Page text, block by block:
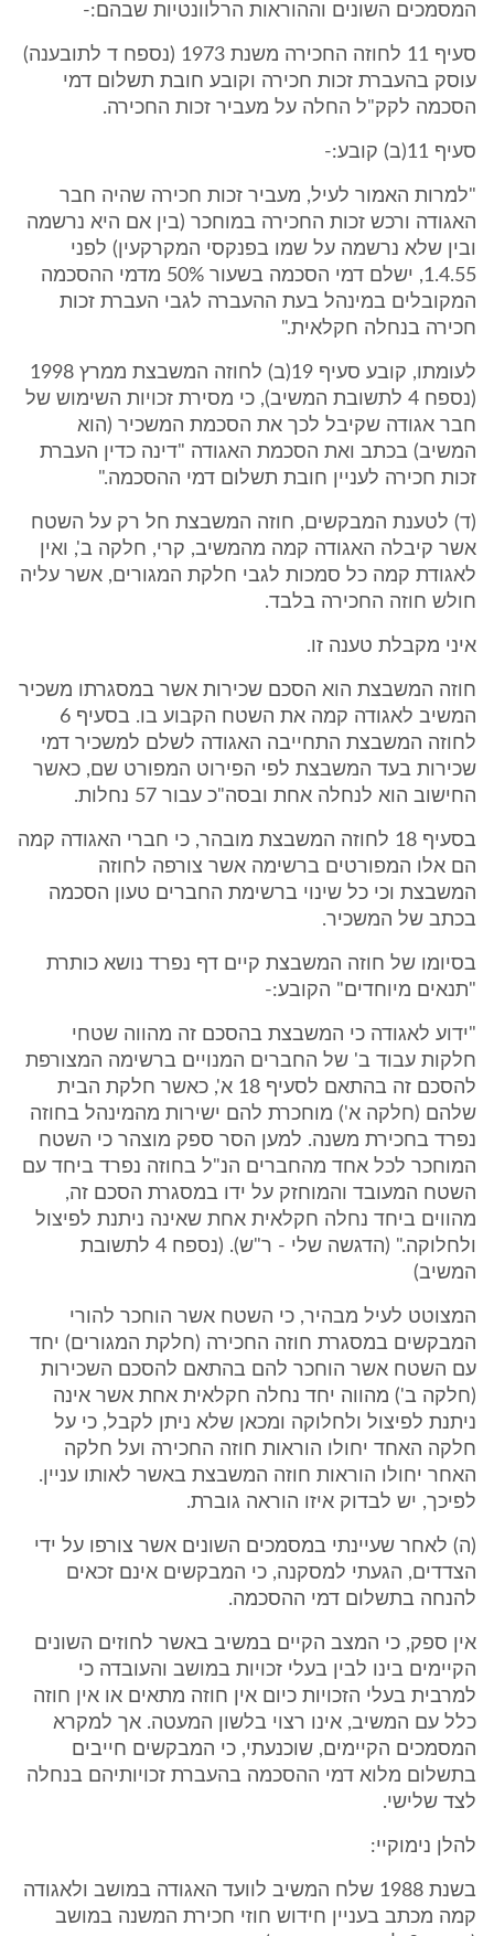
המסמכים השונים וההוראות הרלוונטיות שבהם:-
סעיף 11 לחוזה החכירה משנת 1973 (נספח ד לתובענה)
עוסק בהעברת זכות חכירה וקובע חובת תשלום דמי
הסכמה לקק"ל החלה על מעביר זכות החכירה.
סעיף 11(ב) קובע:-
"למרות האמור לעיל, מעביר זכות חכירה שהיה חבר
האגודה ורכש זכות החכירה במוחכר (בין אם היא נרשמה
ובין שלא נרשמה על שמו בפנקסי המקרקעין) לפני
1.4.55, ישלם דמי הסכמה בשעור 50% מדמי ההסכמה
המקובלים במינהל בעת ההעברה לגבי העברת זכות
חכירה בנחלה חקלאית."
לעומתו, קובע סעיף 19(ב) לחוזה המשבצת ממרץ 1998
(נספח 4 לתשובת המשיב), כי מסירת זכויות השימוש של
חבר אגודה שקיבל לכך את הסכמת המשכיר (הוא
המשיב) בכתב ואת הסכמת האגודה "דינה כדין העברת
זכות חכירה לעניין חובת תשלום דמי ההסכמה."
(ד) לטענת המבקשים, חוזה המשבצת חל רק על השטח
אשר קיבלה האגודה קמה מהמשיב, קרי, חלקה ב', ואין
לאגודת קמה כל סמכות לגבי חלקת המגורים, אשר עליה
חולש חוזה החכירה בלבד.
איני מקבלת טענה זו.
חוזה המשבצת הוא הסכם שכירות אשר במסגרתו משכיר
המשיב לאגודה קמה את השטח הקבוע בו. בסעיף 6
לחוזה המשבצת התחייבה האגודה לשלם למשכיר דמי
שכירות בעד המשבצת לפי הפירוט המפורט שם, כאשר
החישוב הוא לנחלה אחת ובסה"כ עבור 57 נחלות.
בסעיף 18 לחוזה המשבצת מובהר, כי חברי האגודה קמה
הם אלו המפורטים ברשימה אשר צורפה לחוזה
המשבצת וכי כל שינוי ברשימת החברים טעון הסכמה
בכתב של המשכיר.
בסיומו של חוזה המשבצת קיים דף נפרד נושא כותרת
"תנאים מיוחדים" הקובע:-
"ידוע לאגודה כי המשבצת בהסכם זה מהווה שטחי
חלקות עבוד ב' של החברים המנויים ברשימה המצורפת
להסכם זה בהתאם לסעיף 18 א', כאשר חלקת הבית
שלהם (חלקה א') מוחכרת להם ישירות מהמינהל בחוזה
נפרד בחכירת משנה. למען הסר ספק מוצהר כי השטח
המוחכר לכל אחד מהחברים הנ"ל בחוזה נפרד ביחד עם
השטח המעובד והמוחזק על ידו במסגרת הסכם זה,
מהווים ביחד נחלה חקלאית אחת שאינה ניתנת לפיצול
ולחלוקה." (הדגשה שלי - ר"ש). (נספח 4 לתשובת
המשיב)
המצוטט לעיל מבהיר, כי השטח אשר הוחכר להורי
המבקשים במסגרת חוזה החכירה (חלקת המגורים) יחד
עם השטח אשר הוחכר להם בהתאם להסכם השכירות
(חלקה ב') מהווה יחד נחלה חקלאית אחת אשר אינה
ניתנת לפיצול ולחלוקה ומכאן שלא ניתן לקבל, כי על
חלקה האחד יחולו הוראות חוזה החכירה ועל חלקה
האחר יחולו הוראות חוזה המשבצת באשר לאותו עניין.
לפיכך, יש לבדוק איזו הוראה גוברת.
(ה) לאחר שעיינתי במסמכים השונים אשר צורפו על ידי
הצדדים, הגעתי למסקנה, כי המבקשים אינם זכאים
להנחה בתשלום דמי ההסכמה.
אין ספק, כי המצב הקיים במשיב באשר לחוזים השונים
הקיימים בינו לבין בעלי זכויות במושב והעובדה כי
למרבית בעלי הזכויות כיום אין חוזה מתאים או אין חוזה
כלל עם המשיב, אינו רצוי בלשון המעטה. אך למקרא
המסמכים הקיימים, שוכנעתי, כי המבקשים חייבים
בתשלום מלוא דמי ההסכמה בהעברת זכויותיהם בנחלה
לצד שלישי.
להלן נימוקיי:
בשנת 1988 שלח המשיב לוועד האגודה במושב ולאגודה
קמה מכתב בעניין חידוש חוזי חכירת המשנה במושב